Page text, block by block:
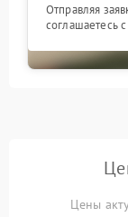
Отправляя
соглашаетесь с
Цены